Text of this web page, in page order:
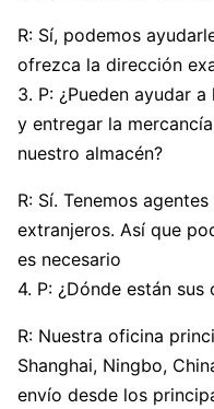
R: Sí, podemos
ofrezca la dirección
3. P: ¿Pueden ayudar
y entregar la
nuestro almacén?
R: Sí. Tenemos
extranjeros. Así que
es necesario
4. P: ¿Dónde están sus
R: Nuestra oficina
Shanghai, Ningbo,
envío desde los